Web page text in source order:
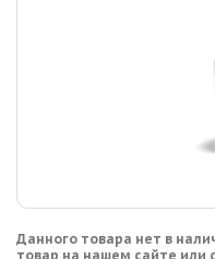
Данного товара нет в
товар на нашем сайте или